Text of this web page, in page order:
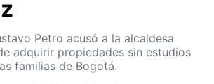
Petro acusó a la alcaldesa
adquirir propiedades sin estudios
familias de Bogotá.